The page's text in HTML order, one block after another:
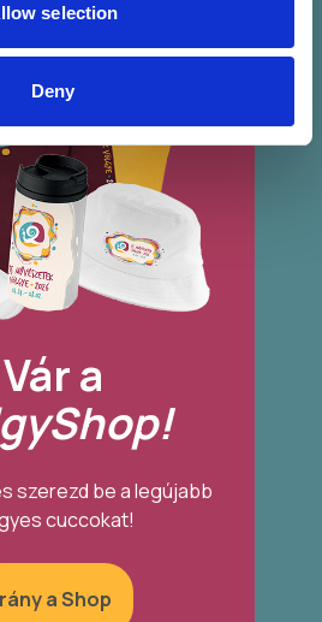
selection
Deny
Vár a
szerezd be a legújabb
cuccokat!
a Shop